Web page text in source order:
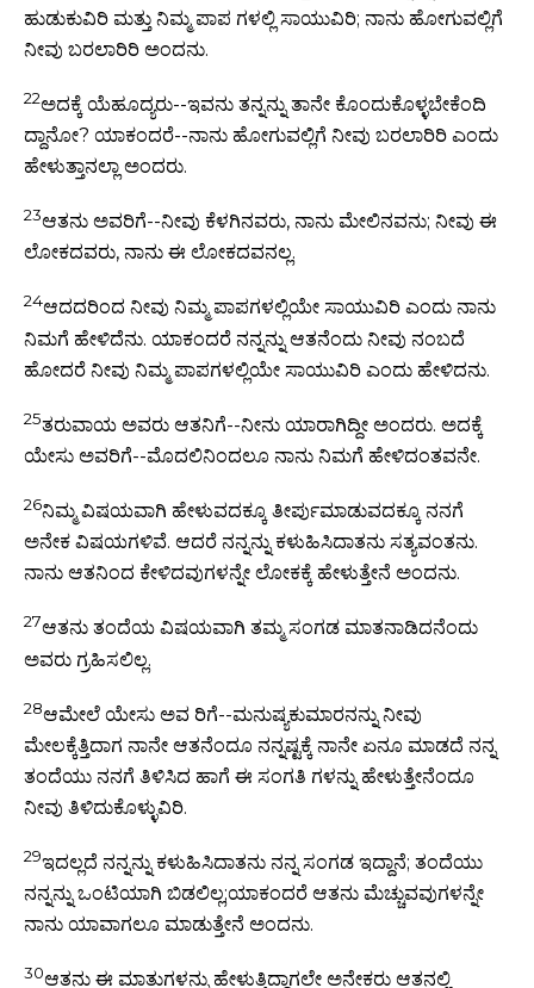
ಹುಡುಕುವಿರಿ ಮತ್ತು ನಿಮ್ಮ ಪಾಪ ಗಳಲ್ಲಿ ಸಾಯುವಿರಿ; ನಾನು ಹೋಗುವಲ್ಲಿಗೆ
ನೀವು ಬರಲಾರಿರಿ ಅಂದನು.
22ಅದಕ್ಕೆ ಯೆಹೂದ್ಯರು--ಇವನು ತನ್ನನ್ನು ತಾನೇ ಕೊಂದುಕೊಳ್ಳಬೇಕೆಂದಿ
ದ್ದಾನೋ? ಯಾಕಂದರೆ--ನಾನು ಹೋಗುವಲ್ಲಿಗೆ ನೀವು ಬರಲಾರಿರಿ ಎಂದು
ಹೇಳುತ್ತಾನಲ್ಲಾ ಅಂದರು.
23ಆತನು ಅವರಿಗೆ--ನೀವು ಕೆಳಗಿನವರು, ನಾನು ಮೇಲಿನವನು; ನೀವು ಈ
ಲೋಕದವರು, ನಾನು ಈ ಲೋಕದವನಲ್ಲ.
24ಆದದರಿಂದ ನೀವು ನಿಮ್ಮ ಪಾಪಗಳಲ್ಲಿಯೇ ಸಾಯುವಿರಿ ಎಂದು ನಾನು
ನಿಮಗೆ ಹೇಳಿದೆನು. ಯಾಕಂದರೆ ನನ್ನನ್ನು ಆತನೆಂದು ನೀವು ನಂಬದೆ
ಹೋದರೆ ನೀವು ನಿಮ್ಮ ಪಾಪಗಳಲ್ಲಿಯೇ ಸಾಯುವಿರಿ ಎಂದು ಹೇಳಿದನು.
25ತರುವಾಯ ಅವರು ಆತನಿಗೆ--ನೀನು ಯಾರಾಗಿದ್ದೀ ಅಂದರು. ಅದಕ್ಕೆ
ಯೇಸು ಅವರಿಗೆ--ಮೊದಲಿನಿಂದಲೂ ನಾನು ನಿಮಗೆ ಹೇಳಿದಂತವನೇ.
26ನಿಮ್ಮ ವಿಷಯವಾಗಿ ಹೇಳುವದಕ್ಕೂ ತೀರ್ಪುಮಾಡುವದಕ್ಕೂ ನನಗೆ
ಅನೇಕ ವಿಷಯಗಳಿವೆ. ಆದರೆ ನನ್ನನ್ನು ಕಳುಹಿಸಿದಾತನು ಸತ್ಯವಂತನು.
ನಾನು ಆತನಿಂದ ಕೇಳಿದವುಗಳನ್ನೇ ಲೋಕಕ್ಕೆ ಹೇಳುತ್ತೇನೆ ಅಂದನು.
27ಆತನು ತಂದೆಯ ವಿಷಯವಾಗಿ ತಮ್ಮ ಸಂಗಡ ಮಾತನಾಡಿದನೆಂದು
ಅವರು ಗ್ರಹಿಸಲಿಲ್ಲ.
28ಆಮೇಲೆ ಯೇಸು ಅವ ರಿಗೆ--ಮನುಷ್ಯಕುಮಾರನನ್ನು ನೀವು
ಮೇಲಕ್ಕೆತ್ತಿದಾಗ ನಾನೇ ಆತನೆಂದೂ ನನ್ನಷ್ಟಕ್ಕೆ ನಾನೇ ಏನೂ ಮಾಡದೆ ನನ್ನ
ತಂದೆಯು ನನಗೆ ತಿಳಿಸಿದ ಹಾಗೆ ಈ ಸಂಗತಿ ಗಳನ್ನು ಹೇಳುತ್ತೇನೆಂದೂ
ನೀವು ತಿಳಿದುಕೊಳ್ಳುವಿರಿ.
29ಇದಲ್ಲದೆ ನನ್ನನ್ನು ಕಳುಹಿಸಿದಾತನು ನನ್ನ ಸಂಗಡ ಇದ್ದಾನೆ; ತಂದೆಯು
ನನ್ನನ್ನು ಒಂಟಿಯಾಗಿ ಬಿಡಲಿಲ್ಲ;ಯಾಕಂದರೆ ಆತನು ಮೆಚ್ಚುವವುಗಳನ್ನೇ
ನಾನು ಯಾವಾಗಲೂ ಮಾಡುತ್ತೇನೆ ಅಂದನು.
30ಆತನು ಈ ಮಾತುಗಳನ್ನು ಹೇಳುತ್ತಿದ್ದಾಗಲೇ ಅನೇಕರು ಆತನಲ್ಲಿ